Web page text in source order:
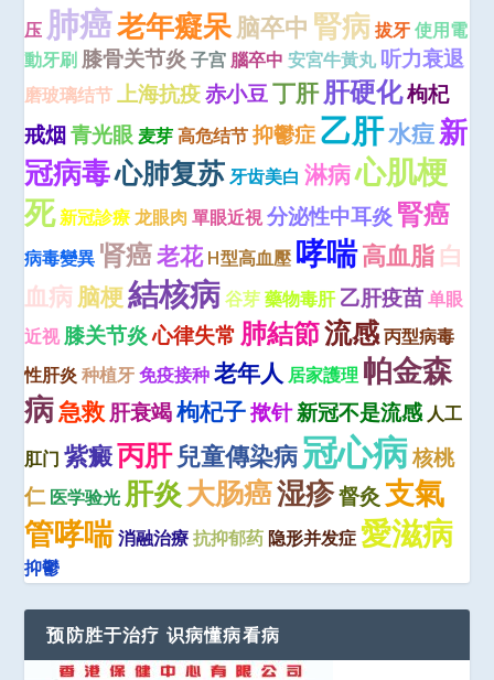
压 肺癌老年癡呆脑卒中 腎病 拔牙 使用電
動牙刷 膝骨关节炎 子宫 腦卒中 安宮牛黃丸 听力衰退
磨玻璃结节 上海抗疫赤小豆丁肝肝硬化枸杞
戒烟青光眼 麦芽 高危结节 抑鬱症乙肝水痘新
冠病毒心肺复苏 牙齿美白 淋病心肌梗
死新冠診療 龙眼肉 單眼近視 分泌性中耳炎 腎癌
病毒變異 肾癌老花 H型高血壓 哮喘高血脂白
血病 脑梗結核病 谷芽 藥物毒肝 乙肝疫苗 单眼
近视 膝关节炎 心律失常 肺結節流感 丙型病毒
性肝炎 种植牙 免疫接种 老年人 居家護理 帕金森
病急救肝衰竭枸杞子揿针新冠不是流感 人工
肛门 紫癜丙肝 兒童傳染病冠心病核桃
仁 医学验光 肝炎大肠癌湿疹督灸 支氣
管哮喘消融治療 抗抑郁药 隐形并发症 愛滋病
抑鬱
预防胜于治疗 识病懂病看病